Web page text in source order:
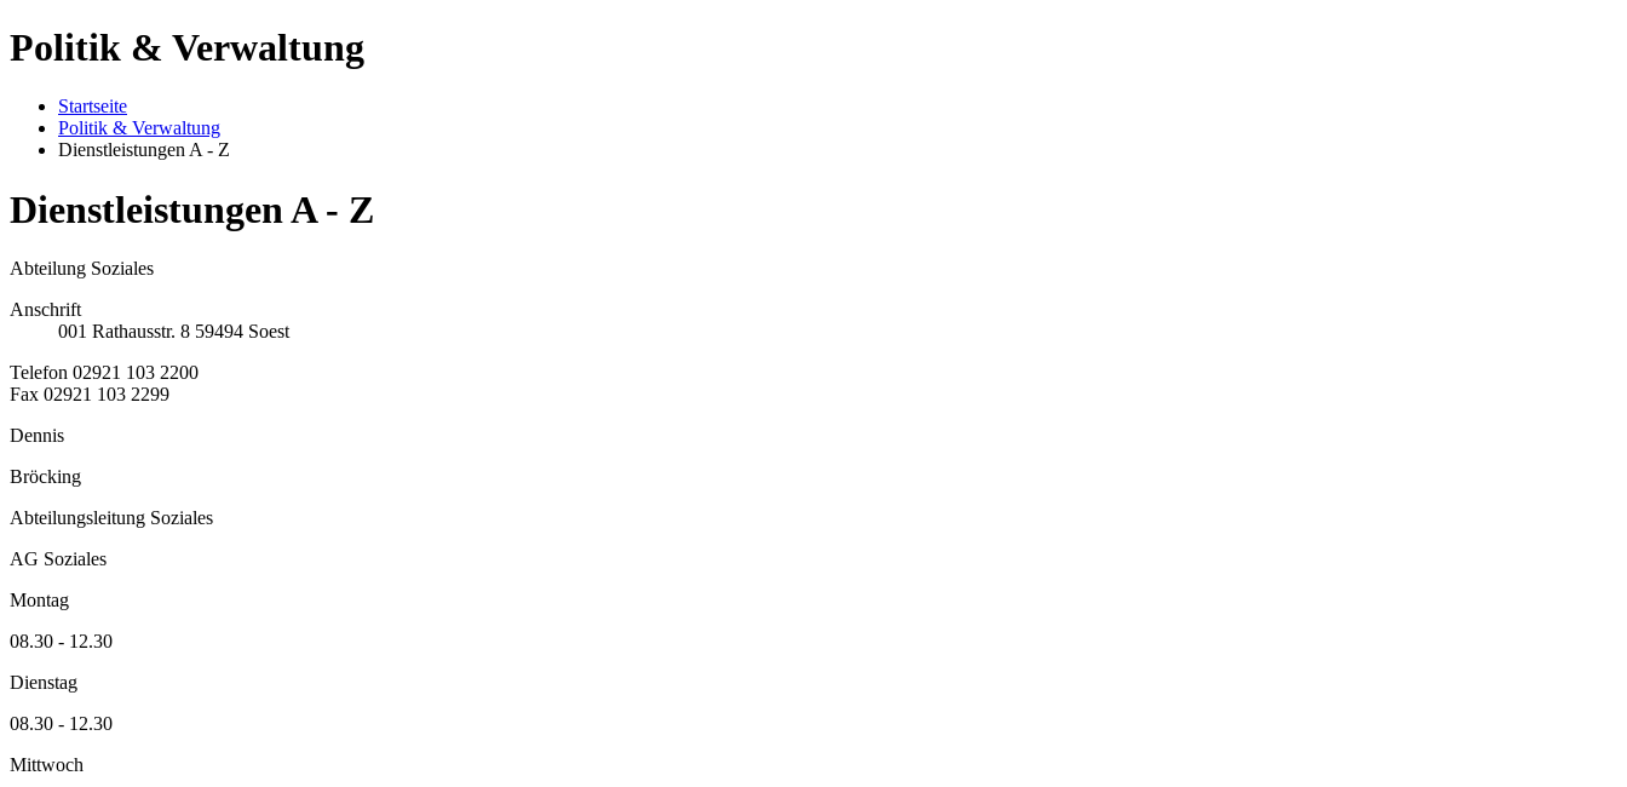
Politik & Verwaltung
Startseite
Politik & Verwaltung
Dienstleistungen A - Z
Dienstleistungen A - Z
Abteilung Soziales
Anschrift
001 Rathausstr. 8 59494 Soest
Telefon 02921 103 2200
Fax 02921 103 2299
Dennis
Bröcking
Abteilungsleitung Soziales
AG Soziales
Montag
08.30 - 12.30
Dienstag
08.30 - 12.30
Mittwoch